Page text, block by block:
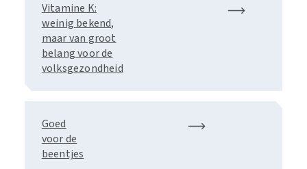
Vitamine K:
weinig bekend,
maar van groot
belang voor de
volksgezondheid
Goed
voor de
beentjes